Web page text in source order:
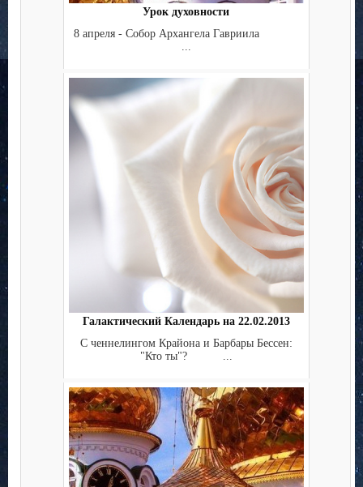
Урок духовности
8 апреля - Собор Архангела Гавриила
Галактический Календарь на 22.02.2013
С ченнелингом Крайона и Барбары Бессен:
"Кто ты"? ...